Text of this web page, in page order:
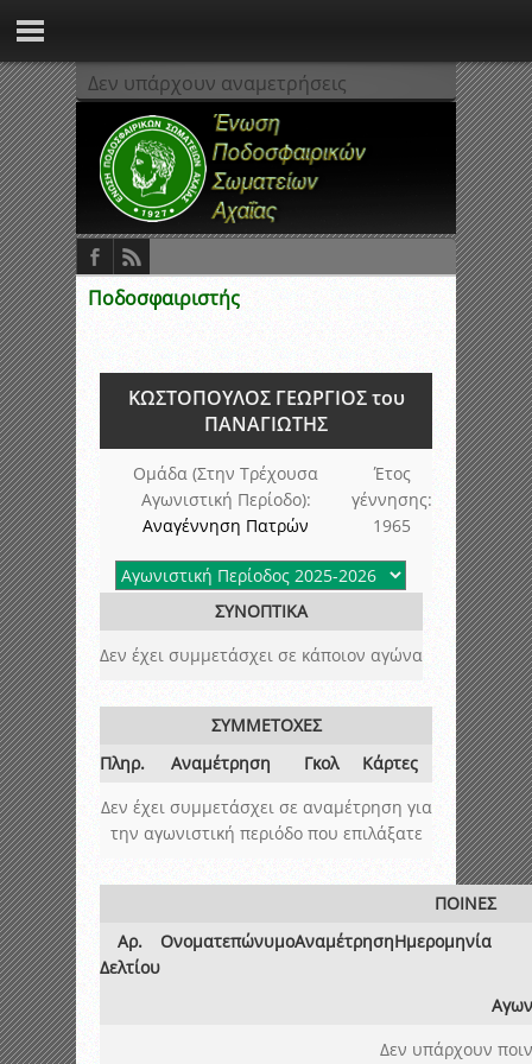
Δεν υπάρχουν αναμετρήσεις
Ποδοσφαιριστής
ΚΩΣΤΟΠΟΥΛΟΣ ΓΕΩΡΓΙΟΣ του
ΠΑΝΑΓΙΩΤΗΣ
Ομάδα (Στην Τρέχουσα
Αγωνιστική Περίοδο):
Αναγέννηση Πατρών
Έτος
γέννησης:
1965
ΣΥΝΟΠΤΙΚΑ
Δεν έχει συμμετάσχει σε κάποιον αγώνα
ΣΥΜΜΕΤΟΧΕΣ
Πληρ.
Αναμέτρηση Γκολ
Κάρτες
Δεν έχει συμμετάσχει σε αναμέτρηση για
την αγωνιστική περιόδο που επιλάξατε
ΠΟΙΝΕΣ
Αρ.
Δελτίου
ΟνοματεπώνυμοΑναμέτρησηΗμερομηνία
Δεν υπάρχουν